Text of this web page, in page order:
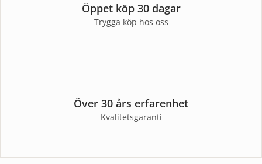
Öppet köp 30 dagar
Trygga köp hos oss
Över 30 års erfarenhet
Kvalitetsgaranti